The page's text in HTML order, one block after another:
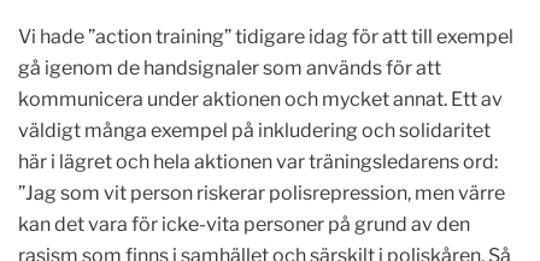
Vi hade ”action training” tidigare idag för att till exempel
gå igenom de handsignaler som används för att
kommunicera under aktionen och mycket annat. Ett av
väldigt många exempel på inkludering och solidaritet
här i lägret och hela aktionen var träningsledarens ord:
”Jag som vit person riskerar polisrepression, men värre
kan det vara för icke-vita personer på grund av den
rasism som finns i samhället och särskilt i poliskåren. Så